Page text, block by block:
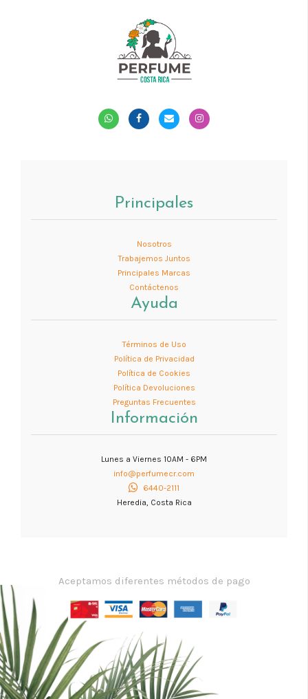
Principales
Nosotros
Trabajemos Juntos
Principales Marcas
Contáctenos
Ayuda
Términos de Uso
Política de Privacidad
Política de Cookies
Política Devoluciones
Preguntas Frecuentes
Información
Lunes a Viernes 10AM - 6PM
info@perfumecr.com
6440-2111
Heredia, Costa Rica
Aceptamos diferentes métodos de pago